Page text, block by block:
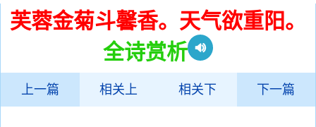
芙蓉金菊斗馨香。天气欲重阳。
全诗赏析
上一篇 相关上 相关下 下一篇